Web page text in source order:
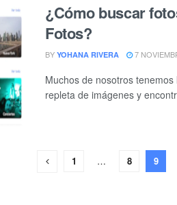
¿Cómo buscar
Fotos?
BY YOHANA RIVERA 7
Muchos de nosotros
repleta de imágenes y
1 … 8 9